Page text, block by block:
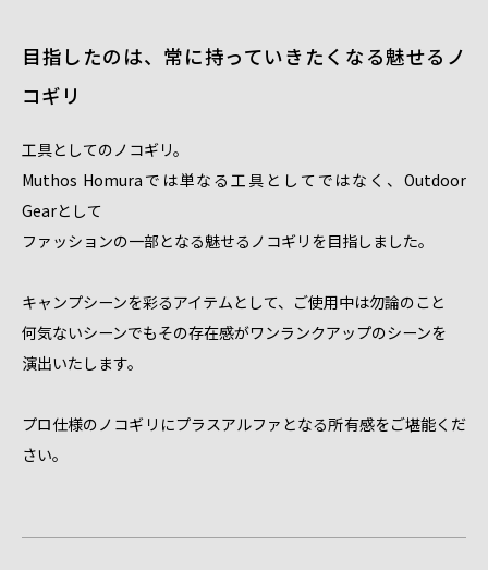
目指したのは、常に持っていきたくなる魅せるノ
コギリ
工具としてのノコギリ。
Muthos Homuraでは単なる工具としてではなく、Outdoor
Gearとして
ファッションの一部となる魅せるノコギリを目指しました。
キャンプシーンを彩るアイテムとして、ご使用中は勿論のこと
何気ないシーンでもその存在感がワンランクアップのシーンを
演出いたします。
プロ仕様のノコギリにプラスアルファとなる所有感をご堪能くだ
さい。